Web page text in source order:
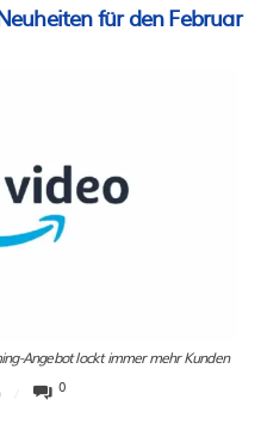
für den Februar
Angebot lockt immer mehr Kunden
0